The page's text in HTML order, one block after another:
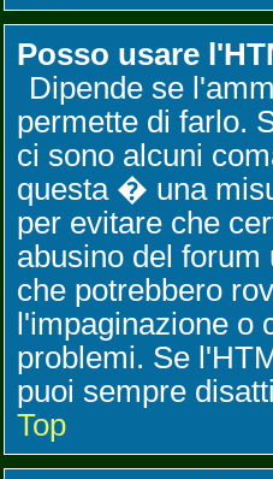
Posso usare
Dipende se
permette di farlo.
ci sono alcuni
questa � una
per evitare che
abusino del forum
che potrebbero
l'impaginazione o
problemi. Se
puoi sempre
Top